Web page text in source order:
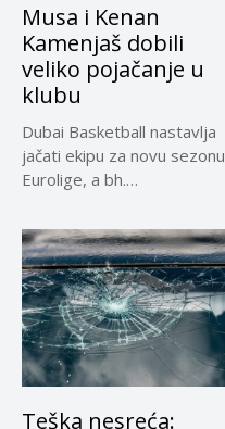
Musa i Kenan
Kamenjaš dobili
veliko pojačanje u
klubu
Dubai Basketball nastavlja
jačati ekipu za novu sezonu
Eurolige, a bh.
Teška nesreća: